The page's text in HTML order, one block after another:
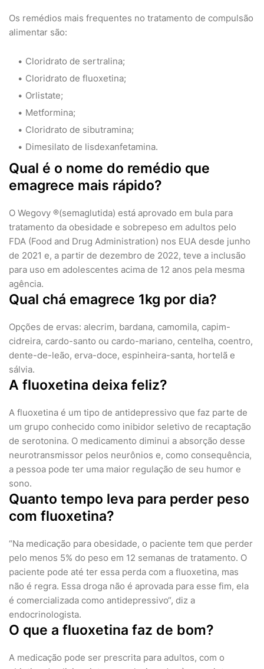
Os remédios mais frequentes no tratamento de compulsão
alimentar são:
Cloridrato de sertralina;
Cloridrato de fluoxetina;
Orlistate;
Metformina;
Cloridrato de sibutramina;
Dimesilato de lisdexanfetamina.
Qual é o nome do remédio que
emagrece mais rápido?
O Wegovy ®(semaglutida) está aprovado em bula para
tratamento da obesidade e sobrepeso em adultos pelo
FDA (Food and Drug Administration) nos EUA desde junho
de 2021 e, a partir de dezembro de 2022, teve a inclusão
para uso em adolescentes acima de 12 anos pela mesma
agência.
Qual chá emagrece 1kg por dia?
Opções de ervas: alecrim, bardana, camomila, capim-
cidreira, cardo-santo ou cardo-mariano, centelha, coentro,
dente-de-leão, erva-doce, espinheira-santa, hortelã e
sálvia.
A fluoxetina deixa feliz?
A fluoxetina é um tipo de antidepressivo que faz parte de
um grupo conhecido como inibidor seletivo de recaptação
de serotonina. O medicamento diminui a absorção desse
neurotransmissor pelos neurônios e, como consequência,
a pessoa pode ter uma maior regulação de seu humor e
sono.
Quanto tempo leva para perder peso
com fluoxetina?
“Na medicação para obesidade, o paciente tem que perder
pelo menos 5% do peso em 12 semanas de tratamento. O
paciente pode até ter essa perda com a fluoxetina, mas
não é regra. Essa droga não é aprovada para esse fim, ela
é comercializada como antidepressivo“, diz a
endocrinologista.
O que a fluoxetina faz de bom?
A medicação pode ser prescrita para adultos, com o